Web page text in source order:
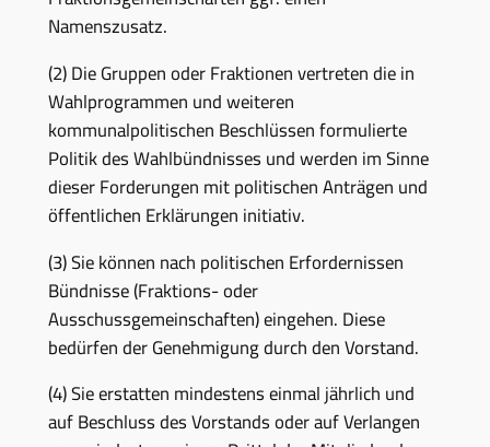
Namenszusatz.
(2) Die Gruppen oder Fraktionen vertreten die in
Wahlprogrammen und weiteren
kommunalpolitischen Beschlüssen formulierte
Politik des Wahlbündnisses und werden im Sinne
dieser Forderungen mit politischen Anträgen und
öffentlichen Erklärungen initiativ.
(3) Sie können nach politischen Erfordernissen
Bündnisse (Fraktions- oder
Ausschussgemeinschaften) eingehen. Diese
bedürfen der Genehmigung durch den Vorstand.
(4) Sie erstatten mindestens einmal jährlich und
auf Beschluss des Vorstands oder auf Verlangen